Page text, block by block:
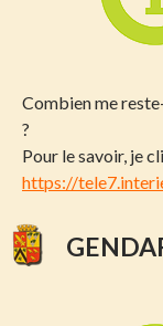
Combien me
?
Pour le savoir, je
https://